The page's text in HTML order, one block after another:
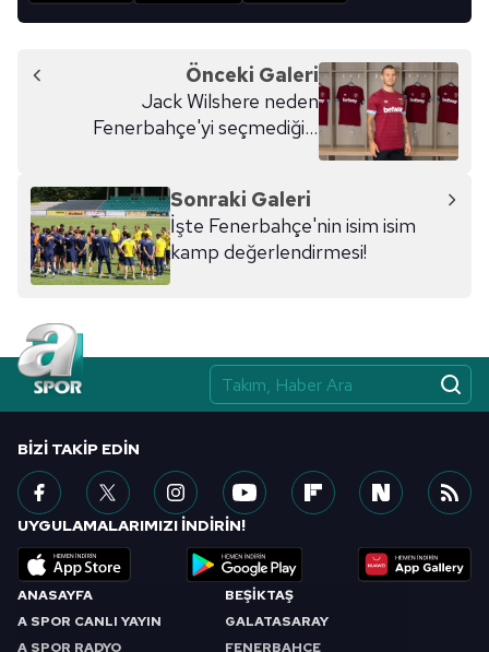
Önceki Galeri
Jack Wilshere neden
Fenerbahçe'yi seçmediğini
Sonraki Galeri
İşte Fenerbahçe'nin isim isim
kamp değerlendirmesi!
ANASAYFA
A SPOR CANLI YAYIN
A SPOR RADYO
BEŞİKTAŞ
GALATASARAY
FENERBAHÇE
BIZI TAKIP EDIN
UYGULAMALARIMIZI İNDİRİN!